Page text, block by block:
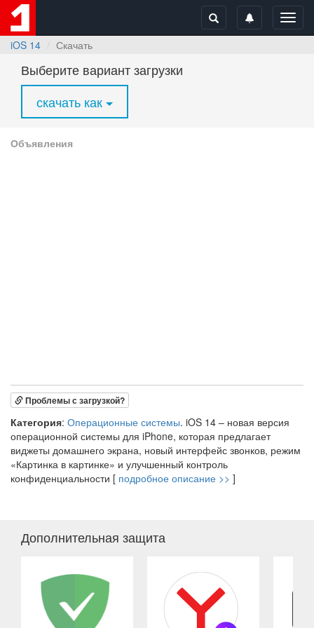
iOS 14
Скачать
Выберите вариант загрузки
скачать как
Объявления
Проблемы с загрузкой?
Категория: Операционные системы. iOS 14 – новая версия
операционной системы для iPhone, которая предлагает
виджеты домашнего экрана, новый интерфейс звонков, режим
«Картинка в картинке» и улучшенный контроль
конфиденциальности [ подробное описание >> ]
Дополнительная защита